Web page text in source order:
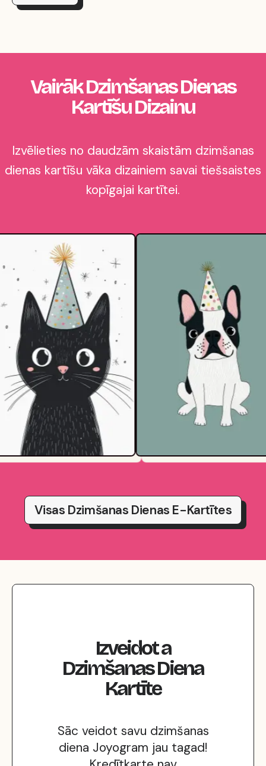
Vairāk Dzimšanas Dienas
Kartīšu Dizainu
Izvēlieties no daudzām skaistām dzimšanas
dienas kartīšu vāka dizainiem savai tiešsaistes
kopīgajai kartītei.
Visas Dzimšanas Dienas E-Kartītes
Izveidota
Dzimšanas Diena
Kartīte
Sāc veidot savu dzimšanas
diena Joyogram jau tagad!